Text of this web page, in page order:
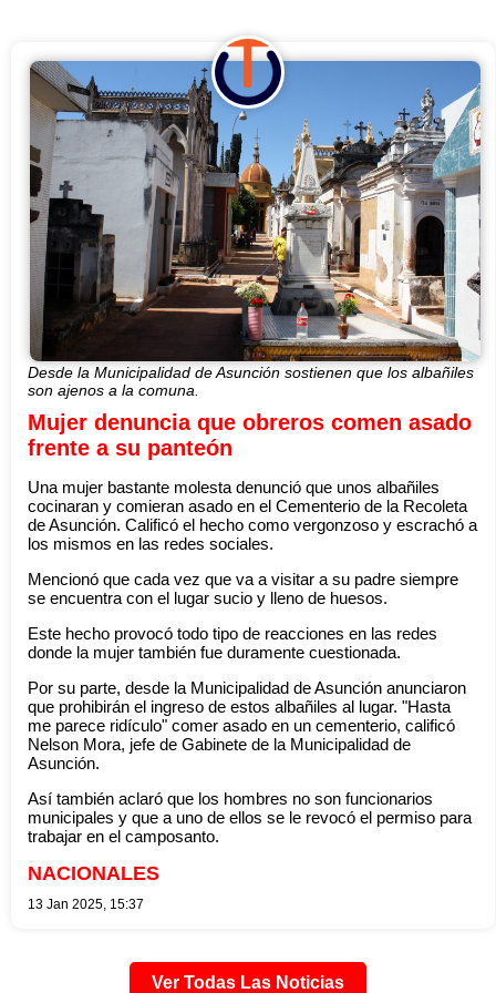
Desde la Municipalidad de Asunción sostienen que los albañiles
son ajenos a la comuna.
Mujer denuncia que obreros comen asado
frente a su panteón
Una mujer bastante molesta denunció que unos albañiles
cocinaran y comieran asado en el Cementerio de la Recoleta
de Asunción. Calificó el hecho como vergonzoso y escrachó a
los mismos en las redes sociales.
Mencionó que cada vez que va a visitar a su padre siempre
se encuentra con el lugar sucio y lleno de huesos.
Este hecho provocó todo tipo de reacciones en las redes
donde la mujer también fue duramente cuestionada.
Por su parte, desde la Municipalidad de Asunción anunciaron
que prohibirán el ingreso de estos albañiles al lugar. "Hasta
me parece ridículo" comer asado en un cementerio, calificó
Nelson Mora, jefe de Gabinete de la Municipalidad de
Asunción.
Así también aclaró que los hombres no son funcionarios
municipales y que a uno de ellos se le revocó el permiso para
trabajar en el camposanto.
NACIONALES
13 Jan 2025, 15:37
Ver Todas Las Noticias